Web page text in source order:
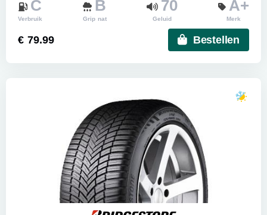
C
Verbruik
B
Grip nat
70
Geluid
A+
Merk
€ 79.99 Bestellen